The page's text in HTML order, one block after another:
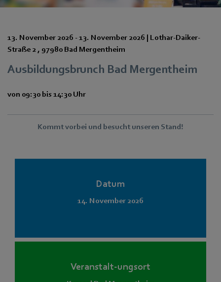
13. November 2026 -13. November 2026 | Lothar-Daiker-
Straße 2 , 97980 Bad Mergentheim
Ausbildungsbrunch Bad Mergentheim
von 09:30 bis 14:30 Uhr
Kommt vorbei und besucht unseren Stand!
Datum
14. November 2026
Veranstalt-ungsort